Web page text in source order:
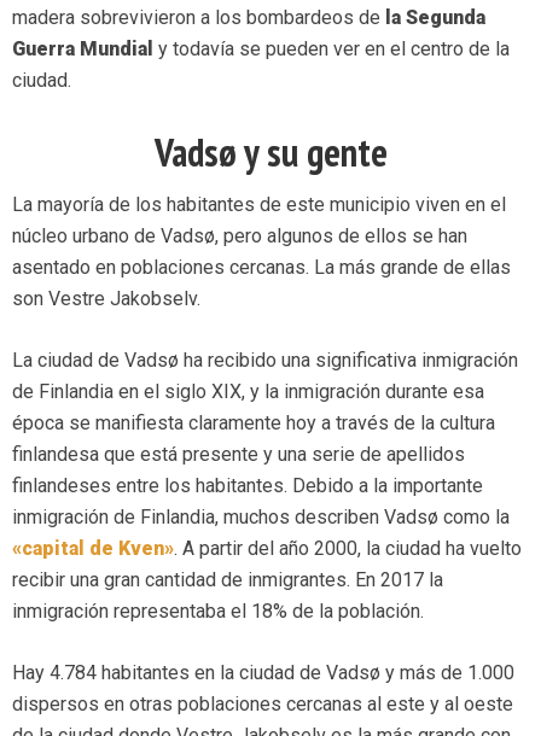
madera sobrevivieron a los bombardeos de la Segunda
Guerra Mundial y todavía se pueden ver en el centro de la
ciudad.
Vadsø y su gente
La mayoría de los habitantes de este municipio viven en el
núcleo urbano de Vadsø, pero algunos de ellos se han
asentado en poblaciones cercanas. La más grande de ellas
son Vestre Jakobselv.
La ciudad de Vadsø ha recibido una significativa inmigración
de Finlandia en el siglo XIX, y la inmigración durante esa
época se manifiesta claramente hoy a través de la cultura
finlandesa que está presente y una serie de apellidos
finlandeses entre los habitantes. Debido a la importante
inmigración de Finlandia, muchos describen Vadsø como la
«capital de Kven». A partir del año 2000, la ciudad ha vuelto
recibir una gran cantidad de inmigrantes. En 2017 la
inmigración representaba el 18% de la población.
Hay 4.784 habitantes en la ciudad de Vadsø y más de 1.000
dispersos en otras poblaciones cercanas al este y al oeste